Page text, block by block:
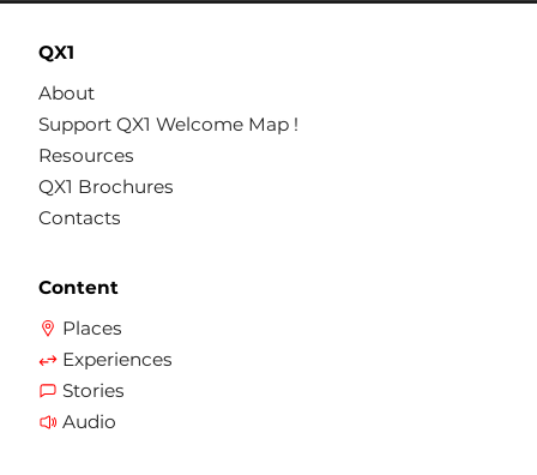
QX1
About
Support QX1 Welcome Map !
Resources
QX1 Brochures
Contacts
Content
Places
Experiences
Stories
Audio